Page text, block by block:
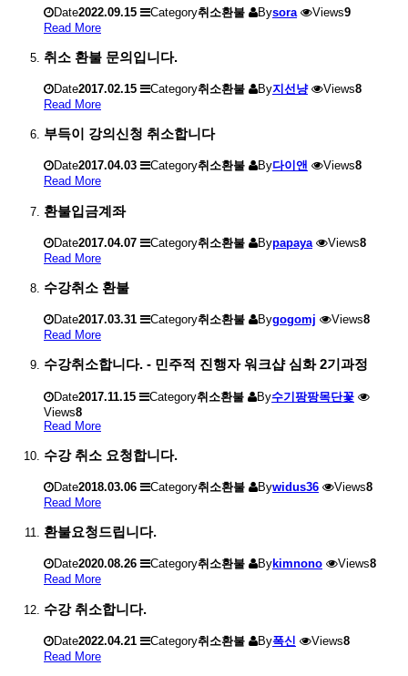
Date2022.09.15 Category취소환불 Bysora Views9
Read More
취소 환불 문의입니다.
Date2017.02.15 Category취소환불 By지선냥 Views8
Read More
부득이 강의신청 취소합니다
Date2017.04.03 Category취소환불 By다이앤 Views8
Read More
환불입금계좌
Date2017.04.07 Category취소환불 Bypapaya Views8
Read More
수강취소 환불
Date2017.03.31 Category취소환불 Bygogomj Views8
Read More
수강취소합니다. - 민주적 진행자 워크샵 심화 2기과정
Date2017.11.15 Category취소환불 By수기팡팡목단꽃
Views8
Read More
수강 취소 요청합니다.
Date2018.03.06 Category취소환불 Bywidus36 Views8
Read More
환불요청드립니다.
Date2020.08.26 Category취소환불 Bykimnono Views8
Read More
수강 취소합니다.
Date2022.04.21 Category취소환불 By폭신 Views8
Read More